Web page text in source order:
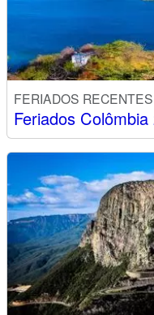
FERIADOS RECENTES
Feriados Colômbia